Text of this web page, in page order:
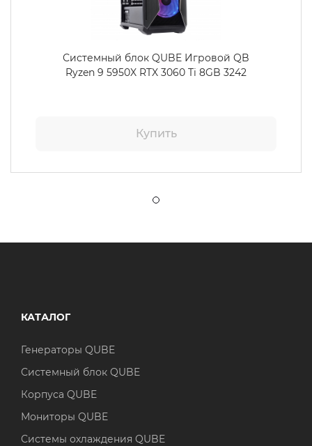
Системный блок QUBE Игровой QB
Ryzen 9 5950X RTX 3060 Ti 8GB 3242
Купить
КАТАЛОГ
Генераторы QUBE
Системный блок QUBE
Корпуса QUBE
Мониторы QUBE
Системы охлаждения QUBE